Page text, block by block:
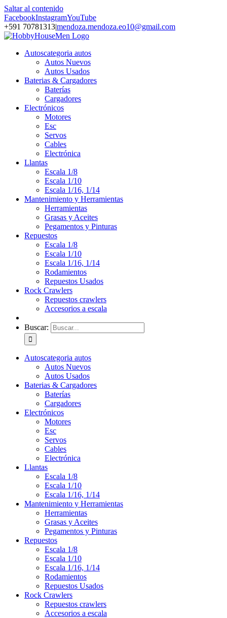
Saltar al contenido
FacebookInstagramYouTube
+591 70781313|mendoza.mendoza.eo10@gmail.com
Autoscategoria autos
Autos Nuevos
Autos Usados
Baterias & Cargadores
Baterías
Cargadores
Electrónicos
Motores
Esc
Servos
Cables
Electrónica
Llantas
Escala 1/8
Escala 1/10
Escala 1/16, 1/14
Mantenimiento y Herramientas
Herramientas
Grasas y Aceites
Pegamentos y Pinturas
Repuestos
Escala 1/8
Escala 1/10
Escala 1/16, 1/14
Rodamientos
Repuestos Usados
Rock Crawlers
Repuestos crawlers
Accesorios a escala
Buscar:
Autoscategoria autos
Autos Nuevos
Autos Usados
Baterias & Cargadores
Baterías
Cargadores
Electrónicos
Motores
Esc
Servos
Cables
Electrónica
Llantas
Escala 1/8
Escala 1/10
Escala 1/16, 1/14
Mantenimiento y Herramientas
Herramientas
Grasas y Aceites
Pegamentos y Pinturas
Repuestos
Escala 1/8
Escala 1/10
Escala 1/16, 1/14
Rodamientos
Repuestos Usados
Rock Crawlers
Repuestos crawlers
Accesorios a escala